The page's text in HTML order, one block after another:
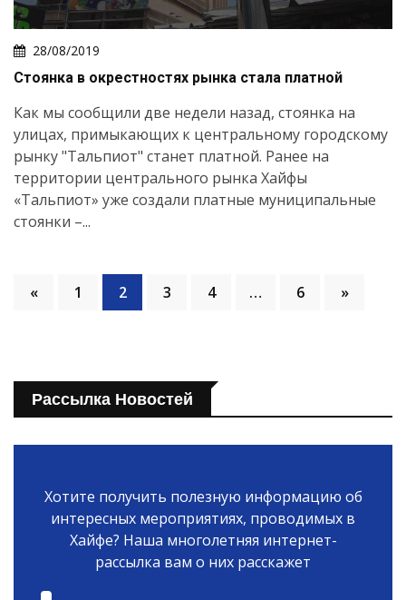
28/08/2019
Стоянка в окрестностях рынка стала платной
Как мы сообщили две недели назад, стоянка на
улицах, примыкающих к центральному городскому
рынку "Тальпиот" станет платной. Ранее на
территории центрального рынка Хайфы
«Тальпиот» уже создали платные муниципальные
стоянки –...
« 1 2 3 4 … 6 »
Рассылка Новостей
Хотите получить полезную информацию об
интересных мероприятиях, проводимых в
Хайфе? Наша многолетняя интернет-
рассылка вам о них расскажет